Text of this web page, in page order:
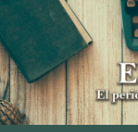
Skip
to
content
El periódico digital